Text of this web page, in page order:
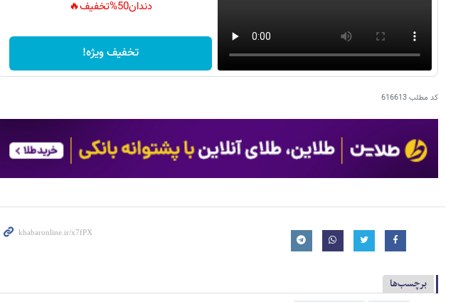
دندان50%تخفیف🔥
تخفیف ویژه!
کد مطلب616613
برچسب‌ها